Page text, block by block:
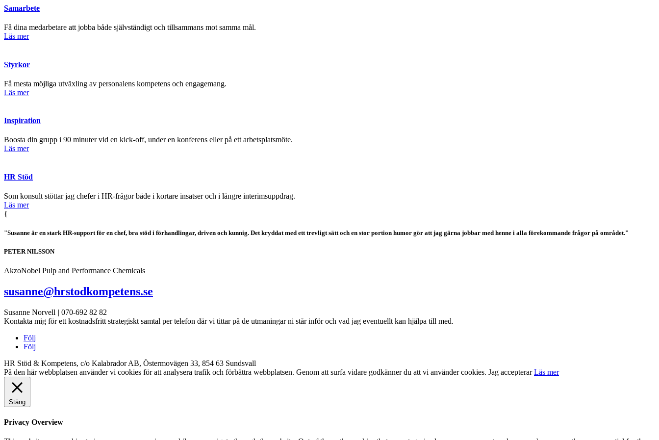
Samarbete
Få dina medarbetare att jobba både självständigt och tillsammans mot samma mål.
Läs mer
Styrkor
Få mesta möjliga utväxling av personalens kompetens och engagemang.
Läs mer
Inspiration
Boosta din grupp i 90 minuter vid en kick-off, under en konferens eller på ett arbetsplatsmöte.
Läs mer
HR Stöd
Som konsult stöttar jag chefer i HR-frågor både i kortare insatser och i längre interimsuppdrag.
Läs mer
{
"Susanne är en stark HR-support för en chef, bra stöd i förhandlingar, driven och kunnig. Det kryddat med ett trevligt sätt och en stor portion humor gör att jag gärna jobbar med henne i alla förekommande frågor på området."
PETER NILSSON
AkzoNobel Pulp and Performance Chemicals
susanne@hrstodkompetens.se
Susanne Norvell | 070-692 82 82
Kontakta mig för ett kostnadsfritt strategiskt samtal per telefon där vi tittar på de utmaningar ni står inför och vad jag eventuellt kan hjälpa till med.
Följ
Följ
HR Stöd & Kompetens, c/o Kalabrador AB, Östermovägen 33, 854 63 Sundsvall
På den här webbplatsen använder vi cookies för att analysera trafik och förbättra webbplatsen. Genom att surfa vidare godkänner du att vi använder cookies. Jag accepterar Läs mer
Stäng
Privacy Overview